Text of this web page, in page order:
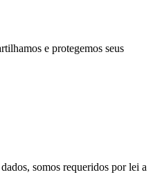
e protegemos seus
somos requeridos por lei a